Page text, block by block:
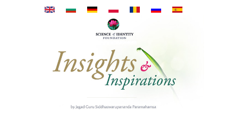
Przejdź do treści